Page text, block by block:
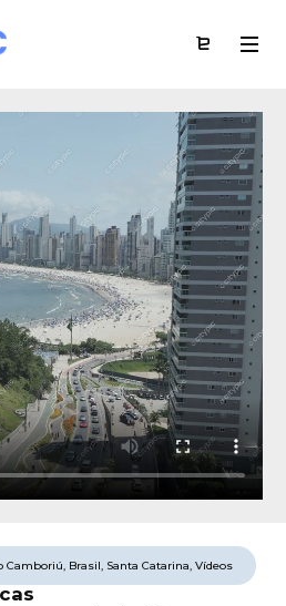
Camboriú, Brasil, Santa Catarina, Vídeos